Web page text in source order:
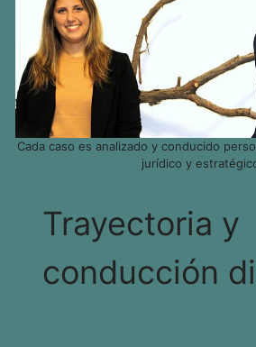
Cada caso es analizado y conducido
jurídico y
Trayectoria y
conducción